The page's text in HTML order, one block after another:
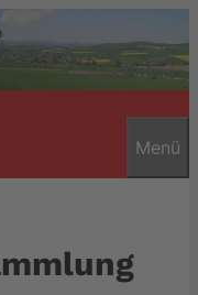
Menü